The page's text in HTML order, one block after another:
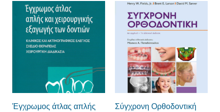
Έγχρωμος άτλας απλής
Original
price
was:
€75,00.
Η
τρέχουσα
τιμή
είναι:
€70,00.
Σύγχρονη Ορθοδοντική
Original
price
was:
€160,00.
Η
τρέχουσα
τιμή
είναι: